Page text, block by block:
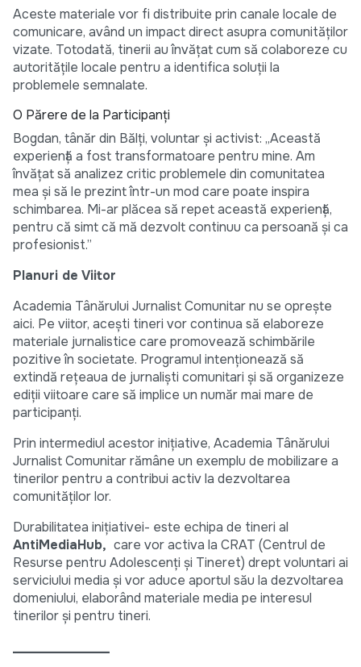
Aceste materiale vor fi distribuite prin canale locale de
comunicare, având un impact direct asupra comunităților
vizate. Totodată, tinerii au învățat cum să colaboreze cu
autoritățile locale pentru a identifica soluții la
problemele semnalate.
O Părere de la Participanți
Bogdan, tânăr din Bălți, voluntar și activist: „Această
experiență a fost transformatoare pentru mine. Am
învățat să analizez critic problemele din comunitatea
mea și să le prezint într-un mod care poate inspira
schimbarea. Mi-ar plăcea să repet această experiență,
pentru că simt că mă dezvolt continuu ca persoană și ca
profesionist.”
Planuri de Viitor
Academia Tânărului Jurnalist Comunitar nu se oprește
aici. Pe viitor, acești tineri vor continua să elaboreze
materiale jurnalistice care promovează schimbările
pozitive în societate. Programul intenționează să
extindă rețeaua de jurnaliști comunitari și să organizeze
ediții viitoare care să implice un număr mai mare de
participanți.
Prin intermediul acestor inițiative, Academia Tânărului
Jurnalist Comunitar rămâne un exemplu de mobilizare a
tinerilor pentru a contribui activ la dezvoltarea
comunităților lor.
Durabilitatea inițiativei- este echipa de tineri al
AntiMediaHub, care vor activa la CRAT (Centrul de
Resurse pentru Adolescenți și Tineret) drept voluntari ai
serviciului media și vor aduce aportul său la dezvoltarea
domeniului, elaborând materiale media pe interesul
tinerilor și pentru tineri.